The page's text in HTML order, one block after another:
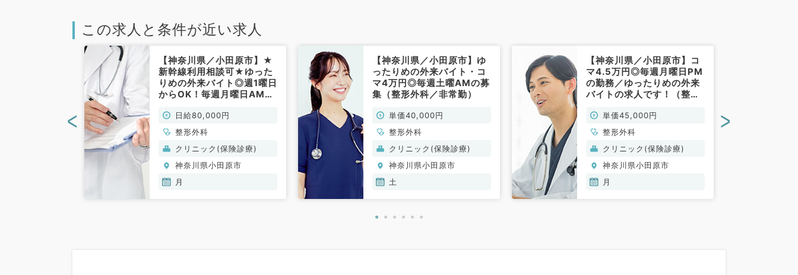
この求人と条件が近い求人
【神奈川県／小田原市】★
新幹線利用相談可★ゆった
りめの外来バイト◎週1曜日
からOK！毎週月曜日AMの
形外科／非常勤）
日給80,000円
整形外科
クリニック(保険診療)
神奈川県小田原市
月
【神奈川県／小田原市】ゆ
ったりめの外来バイト・コ
マ4万円◎毎週土曜AMの募
集（整形外科／非常勤）
単価40,000円
整形外科
クリニック(保険診療)
神奈川県小田原市
土
【神奈川県／小田原市】コ
マ4.5万円◎毎週月曜日PM
の勤務／ゆったりめの外来
バイトの求人です！（整形
単価45,000円
整形外科
クリニック(保険診療)
神奈川県小田原市
月
< >